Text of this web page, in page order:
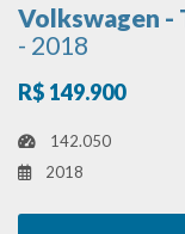
Volkswagen -
- 2018
R$ 149.900
142.050
2018